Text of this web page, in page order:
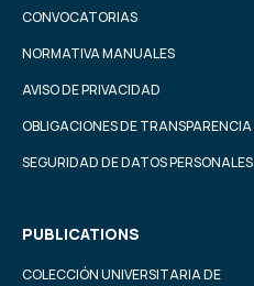
CONVOCATORIAS
NORMATIVA MANUALES
AVISO DE PRIVACIDAD
OBLIGACIONES DE TRANSPARENCIA
SEGURIDAD DE DATOS PERSONALES
PUBLICATIONS
COLECCIÓN UNIVERSITARIA DE